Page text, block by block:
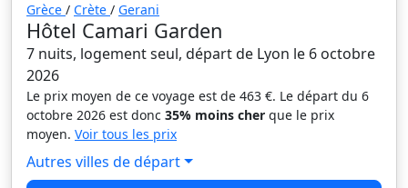
Grèce / Crète / Gerani
Hôtel Camari Garden
7 nuits, logement seul, départ de Lyon le 6 octobre
2026
Le prix moyen de ce voyage est de 463 €. Le départ du 6
octobre 2026 est donc 35% moins cher que le prix
moyen. Voir tous les prix
Autres villes de départ